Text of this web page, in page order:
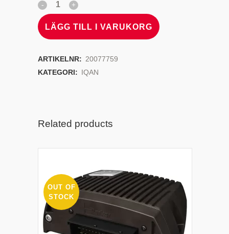
LÄGG TILL I VARUKORG
ARTIKELNR: 20077759
KATEGORI: IQAN
Related products
OUT OF
STOCK